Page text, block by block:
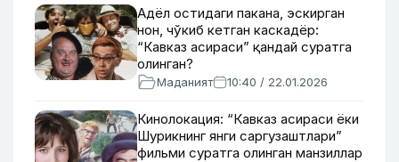
Адёл остидаги пакана, эскирган
нон, чўкиб кетган каскадёр:
“Кавказ асираси” қандай суратга
олинган?
Маданият 10:40 / 22.01.2026
Кинолокация: “Кавказ асираси ёки
Шурикнинг янги саргузаштлари”
фильми суратга олинган манзиллар